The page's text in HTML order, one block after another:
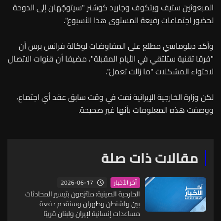
المبعوثين ستيف ويتكوف وجاريد كوشنر "سيتوجّهان إلى الدوحة
لحضور اجتماعات رفيعة المستوى هذا الأسبوع".
وأكد دبلوماسي مطلع على المفاوضات لوكالة فرانس برس أن
"فرقا تقنية ستلتقي في الأيام المقبلة"، مضيفا أن قنوات الاتصال
لاحتواء المشكلات "ما زالت تعمل".
لكن وزارة الخارجية الإيرانية نفت في وقت سابق عقد أي اجتماع،
ووصفت هذه المعلومات بأنها غير صحيحة.
مقالات ذات صلة
آخر الأخبار 2026-06-17
الخارجية الصينية: ملتزمون بتيسير المحادثات
بين واشنطن وطهران وسنقدم دفعة
مساعدات إنسانية لإيران ولبنان قريبًا